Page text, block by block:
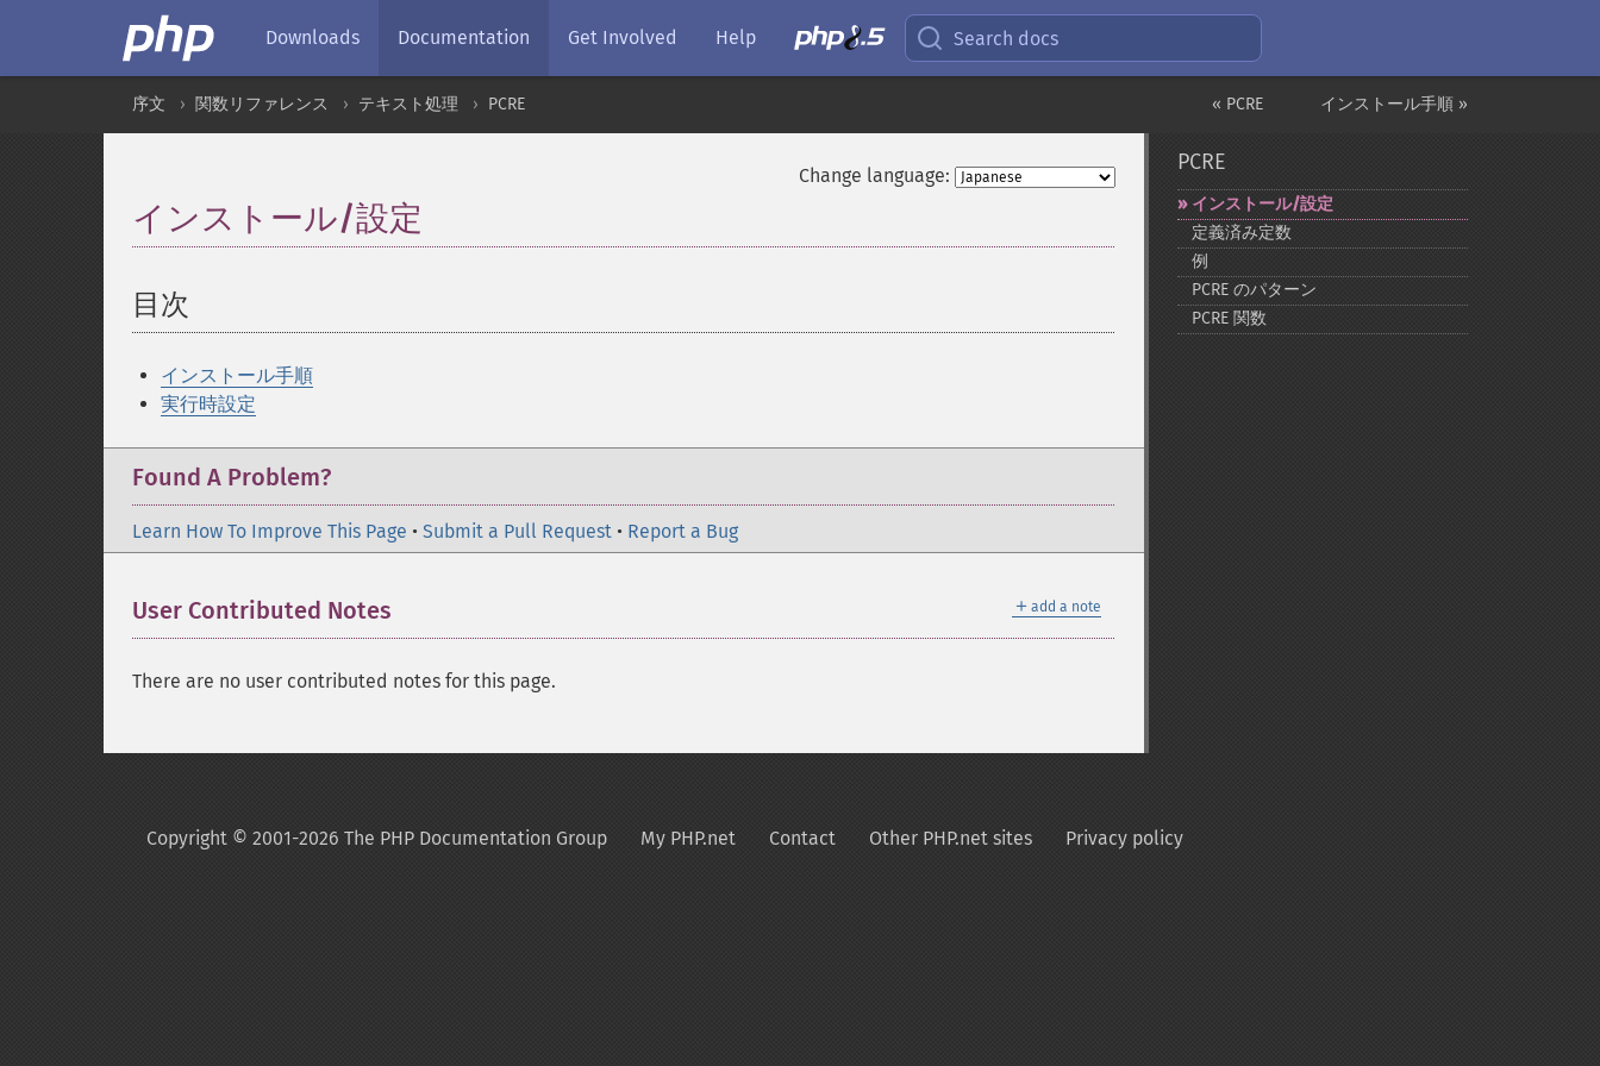
Downloads Documentation Get Involved Help Search docs
インストール手順 »
« PCRE
序文 関数リファレンス テキスト処理 PCRE
Change language:
インストール/設定
目次
インストール手順
実行時設定
Found A Problem?
Learn How To Improve This Page • Submit a Pull Request • Report a Bug
＋ add a note
User Contributed Notes
There are no user contributed notes for this page.
PCRE
インストール/設定
定義済み定数
例
PCRE のパターン
PCRE 関数
Copyright © 2001-2026 The PHP Documentation Group My PHP.net Contact Other PHP.net sites Privacy policy